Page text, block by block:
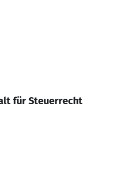
für Steuerrecht